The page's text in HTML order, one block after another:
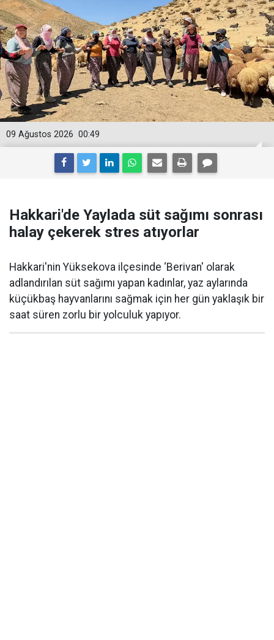
00:49
09 Ağustos 2026
Hakkari'de Yaylada süt sağımı sonrası
halay çekerek stres atıyorlar
Hakkari'nin Yüksekova ilçesinde ‘Berivan' olarak
adlandırılan süt sağımı yapan kadınlar, yaz aylarında
küçükbaş hayvanlarını sağmak için her gün yaklaşık bir
saat süren zorlu bir yolculuk yapıyor.